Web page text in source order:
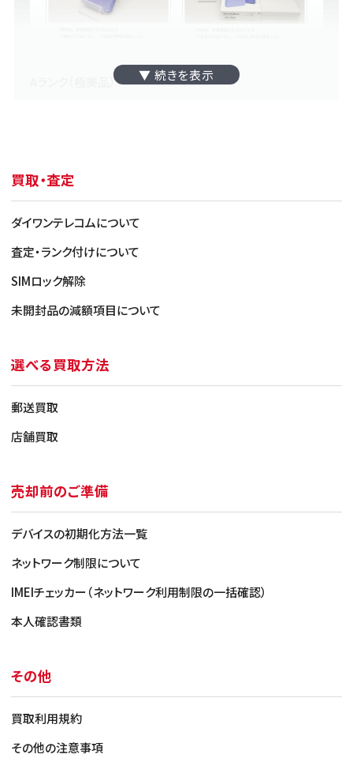
Aランク（極美品）
・液晶に傷がない
・使用目安（２〜３年）
・使用目安（５年〜）
・傷が全体的に多数あり使用感の目立つもの
・バッテリー状態に劣化表示のあるもの
・故障や機能不良があるものも高価買取可（別途お
見積り）
その他、Dランクに該当する症例
・画面/背面に割れや亀裂がある
・バイブやサウンドの異常
・本体の変形や欠損
・指紋認証・顔認証・虹彩認証の不具合
・正規修理店以外での修理歴があるもの
買取・査定
ダイワンテレコムについて
査定・ランク付けについて
SIMロック解除
未開封品の減額項目について
選べる買取方法
郵送買取
店舗買取
売却前のご準備
デバイスの初期化方法一覧
ネットワーク制限について
IMEIチェッカー（ネットワーク利用制限の一括確認）
本人確認書類
その他
買取利用規約
その他の注意事項